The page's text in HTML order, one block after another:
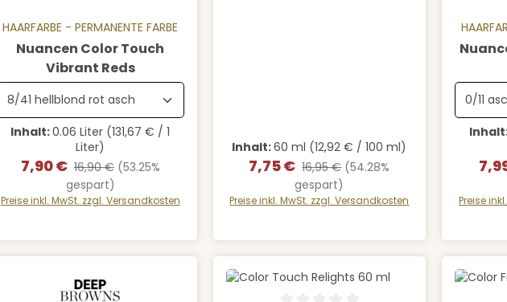
HAARFARBE - PERMANENTE FARBE
Nuancen Color Touch
Vibrant Redsauswählen
Inhalt:0.06 Liter (131,67 € / 1
Liter)
Verkaufspreis:
7,90 € Regulärer Preis:
16,90 € (53.25%
gespart)
Preise inkl. MwSt. zzgl. Versandkosten
Inhalt:60 ml (12,92 € / 100 ml)
Verkaufspreis:
7,75 € Regulärer Preis:
16,95 € (54.28%
gespart)
Preise inkl. MwSt. zzgl. Versandkosten Preise